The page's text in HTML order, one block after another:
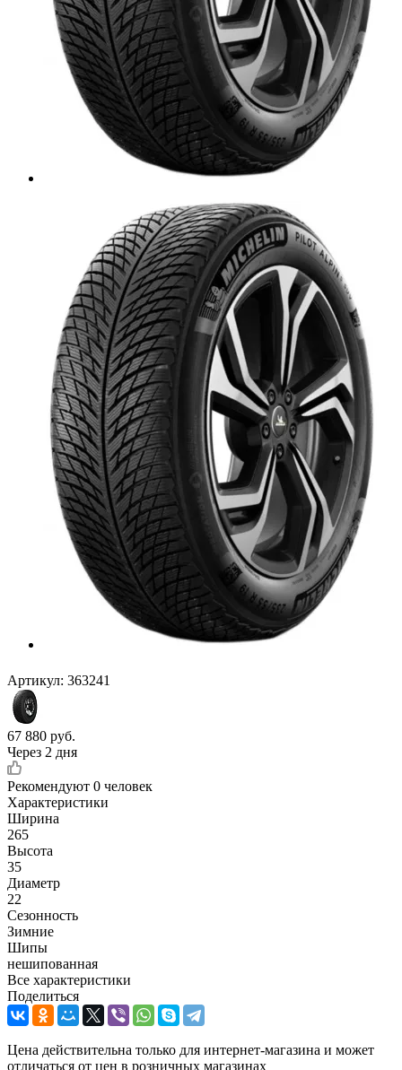
Артикул: 363241
67 880 руб.
Через 2 дня
Рекомендуют 0 человек
Характеристики
Ширина
265
Высота
35
Диаметр
22
Сезонность
Зимние
Шипы
нешипованная
Все характеристики
Поделиться
Цена действительна только для интернет-магазина и может
отличаться от цен в розничных магазинах